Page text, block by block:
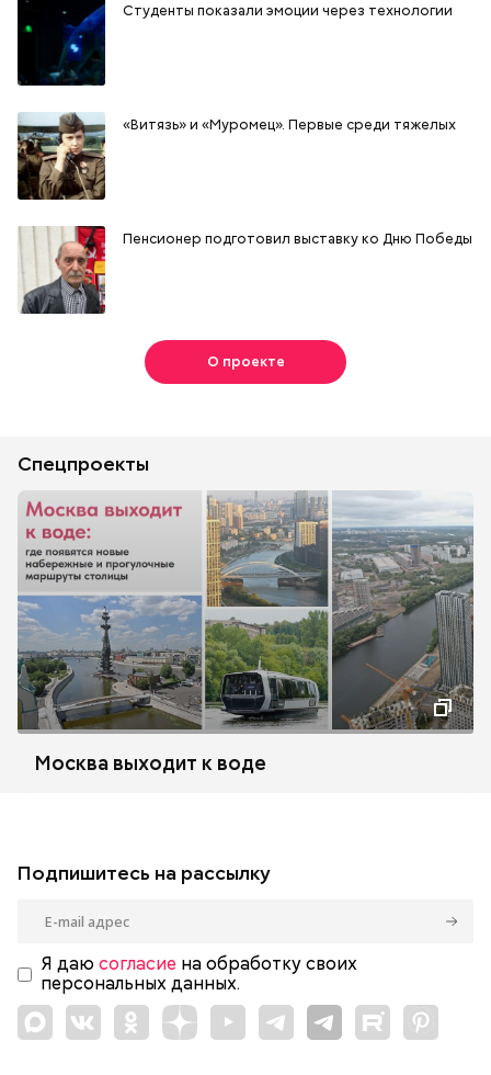
Студенты показали эмоции через технологии
«Витязь» и «Муромец». Первые среди тяжелых
Пенсионер подготовил выставку ко Дню Победы
О проекте
Спецпроекты
Москва выходит к воде
Подпишитесь на рассылку
Я даю согласие на обработку своих
персональных данных.